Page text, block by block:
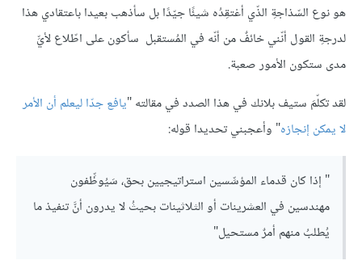
هو نوع السّذاجةِ الذّي أعْتقِدُه شيئًا جيّدًا بل سأذهب بعيدا باعتقادي هذا
لدرجةِ القول أنّني خائفٌ من أنّه في المُستقبل سأكون على اطّلاع لأيِّ
مدى ستكون الأمور صعبة.
لقد تكلّمَ ستيف بلانك في هذا الصدد في مقالته "يافع جدّا ليعلم أن الأمر
لا يمكن إنجازه" وأعجبني تحديدا قوله:
" إذا كان قدماء المؤسِّسين استراتيجيين بحق، سَيُوظِّفون
مهندسين في العشرينات أو الثلاثينات بحيثُ لا يدرون أنَّ تنفيذ ما
يُطلبُ منهم أمرٌ مستحيل"